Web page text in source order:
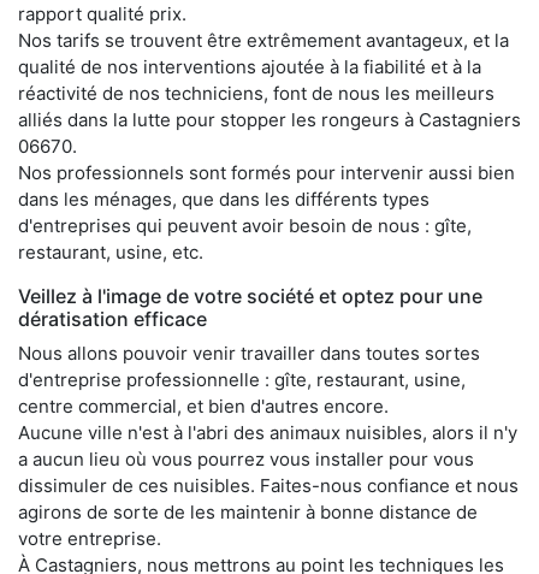
rapport qualité prix.
Nos tarifs se trouvent être extrêmement avantageux, et la
qualité de nos interventions ajoutée à la fiabilité et à la
réactivité de nos techniciens, font de nous les meilleurs
alliés dans la lutte pour stopper les rongeurs à Castagniers
06670.
Nos professionnels sont formés pour intervenir aussi bien
dans les ménages, que dans les différents types
d'entreprises qui peuvent avoir besoin de nous : gîte,
restaurant, usine, etc.
Veillez à l'image de votre société et optez pour une
dératisation efficace
Nous allons pouvoir venir travailler dans toutes sortes
d'entreprise professionnelle : gîte, restaurant, usine,
centre commercial, et bien d'autres encore.
Aucune ville n'est à l'abri des animaux nuisibles, alors il n'y
a aucun lieu où vous pourrez vous installer pour vous
dissimuler de ces nuisibles. Faites-nous confiance et nous
agirons de sorte de les maintenir à bonne distance de
votre entreprise.
À Castagniers, nous mettrons au point les techniques les